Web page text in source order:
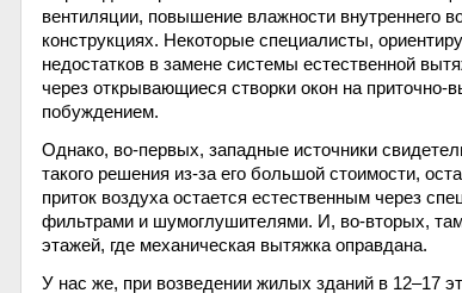
вентиляции, повышение влажности внутреннего
конструкциях. Некоторые специалисты,
недостатков в замене системы естественной
через открывающиеся створки окон на
побуждением.
Однако, во-первых, западные источники
такого решения из-за его большой стоимости,
приток воздуха остается естественным через
фильтрами и шумоглушителями. И, во-вторых,
этажей, где механическая вытяжка оправдана.
У нас же, при возведении жилых зданий в 12–17